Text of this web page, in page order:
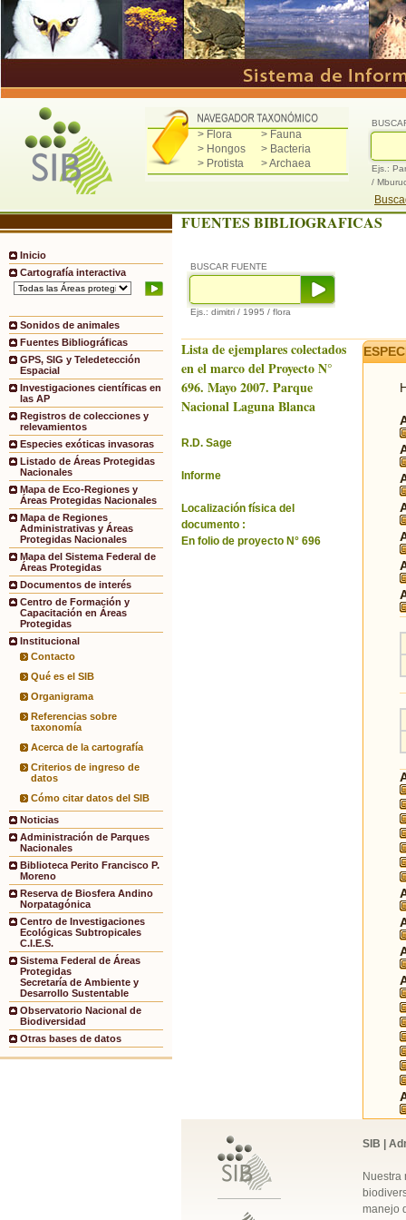
> Flora
> Fauna
> Hongos
> Bacteria
> Protista
> Archaea
Ejs.:
/
Inicio
Cartografía interactiva
Sonidos de animales
Fuentes Bibliográficas
GPS, SIG y Teledetección
Espacial
Investigaciones científicas en
las AP
Registros de colecciones y
relevamientos
Especies exóticas invasoras
Listado de Áreas Protegidas
Nacionales
Mapa de Eco-Regiones y
Áreas Protegidas Nacionales
Mapa de Regiones
Administrativas y Áreas
Protegidas Nacionales
Mapa del Sistema Federal de
Áreas Protegidas
Documentos de interés
Centro de Formación y
Capacitación en Áreas
Protegidas
Institucional
Contacto
Qué es el SIB
Organigrama
Referencias sobre
taxonomía
Acerca de la cartografía
Criterios de ingreso de
datos
Cómo citar datos del SIB
Noticias
Administración de Parques
Nacionales
Biblioteca Perito Francisco P.
Moreno
Reserva de Biosfera Andino
Norpatagónica
Centro de Investigaciones
Ecológicas Subtropicales
C.I.E.S.
Sistema Federal de Áreas
Protegidas
Secretaría de Ambiente y
Desarrollo Sustentable
Observatorio Nacional de
Biodiversidad
Otras bases de datos
FUENTES BIBLIOGRAFICAS
BUSCAR FUENTE
Ejs.: dimitri / 1995 / flora
Lista de ejemplares colectados
en el marco del Proyecto N°
696. Mayo 2007. Parque
Nacional Laguna Blanca
R.D. Sage
Informe
Localización física del
documento :
En folio de proyecto N° 696
SIB |
Nuestra
manejo